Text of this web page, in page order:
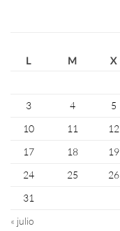
L M X
3
4 5
10
11 12
17
18 19
24
25 26
31
« julio